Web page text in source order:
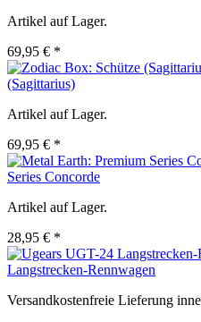
Artikel auf Lager.
69,95 € *
(Sagittarius)
Artikel auf Lager.
69,95 € *
Series Concorde
Artikel auf Lager.
28,95 € *
Langstrecken-Rennwagen
Versandkostenfreie Lieferung